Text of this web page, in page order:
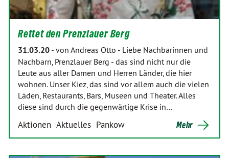
Rettet den Prenzlauer Berg
31.03.20 - von Andreas Otto - Liebe Nachbarinnen und
Nachbarn, Prenzlauer Berg - das sind nicht nur die
Leute aus aller Damen und Herren Länder, die hier
wohnen. Unser Kiez, das sind vor allem auch die vielen
Läden, Restaurants, Bars, Museen und Theater. Alles
diese sind durch die gegenwärtige Krise in…
Aktionen Aktuelles Pankow Mehr